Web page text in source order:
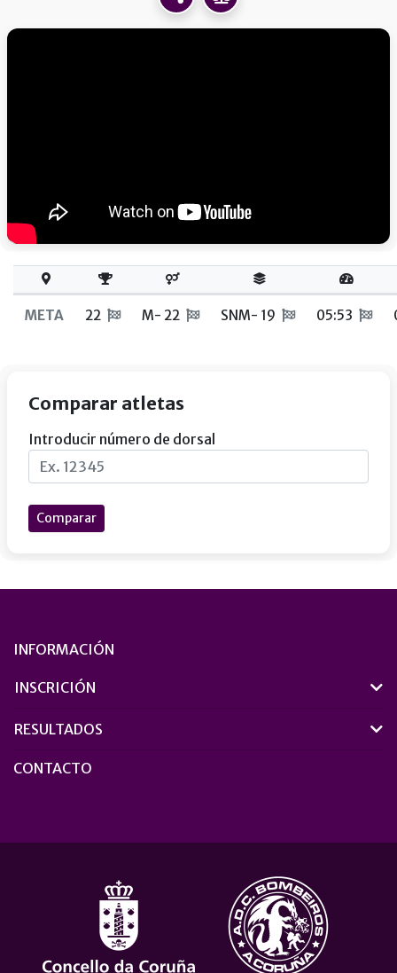
META 22 M- 22 SNM- 19 05:53
Comparar atletas
Introducir número de dorsal
Comparar
INFORMACIÓN
INSCRICIÓN
RESULTADOS
CONTACTO